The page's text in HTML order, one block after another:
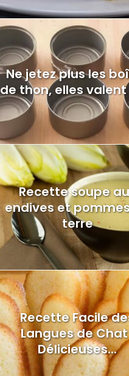
Ne jetez plus les
de thon, elles valent
Recette soupe
endives et
terre
Recette Facile
Langues de
Délicieuses...